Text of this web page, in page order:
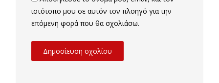
ιστότοπο μου σε αυτόν τον πλοηγό για την
επόμενη φορά που θα σχολιάσω.